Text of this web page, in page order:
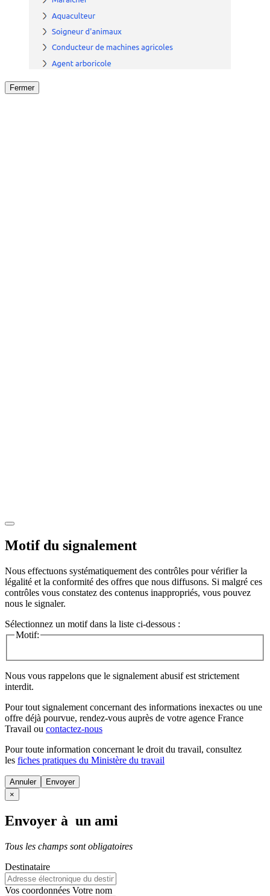
Fermer
Motif du signalement
Nous effectuons systématiquement des contrôles pour vérifier la
légalité et la conformité des offres que nous diffusons. Si malgré ces
contrôles vous constatez des contenus inappropriés, vous pouvez
nous le signaler.
Sélectionnez un motif dans la liste ci-dessous :
Motif:
Nous vous rappelons que le signalement abusif est strictement
interdit.
Pour tout signalement concernant des informations inexactes ou une
offre déjà pourvue, rendez-vous auprès de votre agence France
Travail ou contactez-nous
Pour toute information concernant le droit du travail, consultez
les fiches pratiques du Ministère du travail
Annuler
×
Envoyer à un ami
Tous les champs sont obligatoires
Destinataire
Vos coordonnées Votre nom